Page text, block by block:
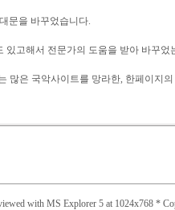
문을 바꾸었습니다.
있고해서 전문가의 도움을 받아 바꾸었
많은 국악사이트를 망라한, 한페이지
with MS Explorer 5 at 1024x768 *